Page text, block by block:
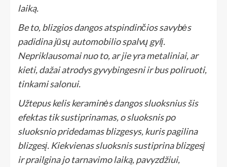
laiką.
Be to, blizgios dangos atspindinčios savybės
padidina jūsų automobilio spalvų gylį.
Nepriklausomai nuo to, ar jie yra metaliniai, ar
kieti, dažai atrodys gyvybingesni ir bus poliruoti,
tinkami salonui.
Užtepus kelis keraminės dangos sluoksnius šis
efektas tik sustiprinamas, o sluoksnis po
sluoksnio pridedamas blizgesys, kuris pagilina
blizgesį. Kiekvienas sluoksnis sustiprina blizgesį
ir prailgina jo tarnavimo laiką, pavyzdžiui,